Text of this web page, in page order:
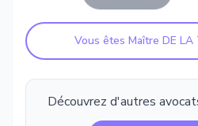
Vous êtes Maître DE LA
Découvrez d'autres